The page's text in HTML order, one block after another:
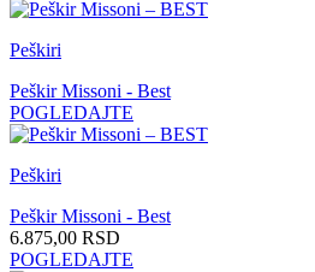
Peškiri
Peškir Missoni - Best
POGLEDAJTE
Peškiri
Peškir Missoni - Best
6.875,00 RSD
POGLEDAJTE